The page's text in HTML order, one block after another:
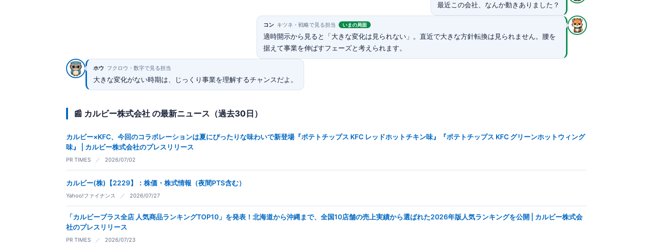
最近この会社、なんか動きありました？
コン キツネ・戦略で見る担当 いまの局面
適時開示から見ると「大きな変化は見られない」。直近で大きな方針転換は見られません。腰を
据えて事業を伸ばすフェーズと考えられます。
ホウ フクロウ・数字で見る担当
大きな変化がない時期は、じっくり事業を理解するチャンスだよ。
📰 カルビー株式会社 の最新ニュース（過去30日）
カルビー×KFC、今回のコラボレーションは夏にぴったりな味わいで新登場『ポテトチップス KFC レッドホットチキン味』『ポテトチップス KFC グリーンホットウィング
味』 | カルビー株式会社のプレスリリース
PR TIMES ／ 2026/07/02
カルビー(株)【2229】：株価・株式情報（夜間PTS含む）
Yahoo!ファイナンス ／ 2026/07/27
「カルビープラス全店 人気商品ランキングTOP10」を発表！北海道から沖縄まで、全国10店舗の売上実績から選ばれた2026年版人気ランキングを公開 | カルビー株式会
社のプレスリリース
PR TIMES ／ 2026/07/23